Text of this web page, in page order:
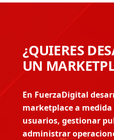
¿QUIERES
UN
En FuerzaDigital
marketplace a
usuarios, gestionar
administrar